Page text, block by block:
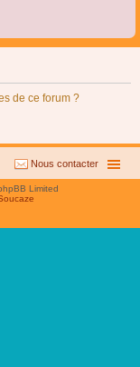
de ce forum ?
Nous contacter
Limited